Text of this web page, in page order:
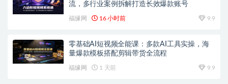
流，多行业案例拆解打造长效爆款账号
福缘网 16 小时前 9.9
零基础AI短视频全能课：多款AI工具实操，海
量爆款模板搭配剪辑带货全流程
福缘网 1 天前 9.9